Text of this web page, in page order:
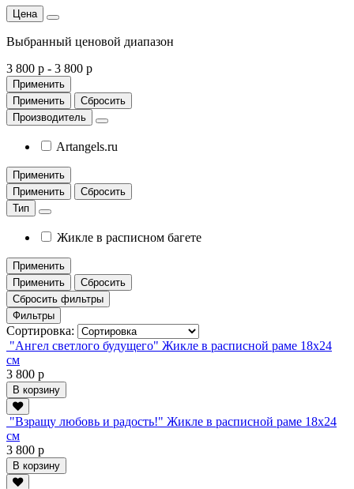
Цена
Выбранный ценовой диапазон
3 800 р - 3 800 р
Применить
Применить
Сбросить
Производитель
Artangels.ru
Применить
Применить
Сбросить
Тип
Жикле в расписном багете
Применить
Применить
Сбросить
Сбросить фильтры
Фильтры
Сортировка:
"Ангел светлого будущего" Жикле в расписной раме 18х24
см
3 800 р
В корзину
"Взращу любовь и радость!" Жикле в расписной раме 18х24
см
3 800 р
В корзину